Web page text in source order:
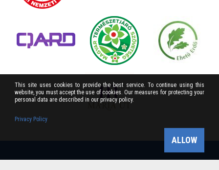
This site uses cookies to provide the best service. To continue using this
website, you must accept the use of cookies. Our measures for protecting your
personal data are described in our privacy policy.
Privacy Policy
ALLOW